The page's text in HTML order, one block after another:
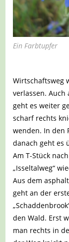
Ein Farbtupfer
Wirtschaftsweg
verlassen. Auch
geht es weiter
scharf rechts
wenden. In den
danach geht es
Am T-Stück
„Isseltalweg“
Aus dem
geht an der
den Wald. Erst
man rechts in